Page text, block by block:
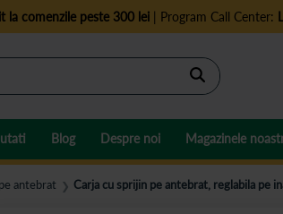
la comenzile peste 300 lei| Program Call Center:
Cautare
Blog Despre noi Magazinele
antebrat ❯ Carja cu sprijin pe antebrat, reglabila pe